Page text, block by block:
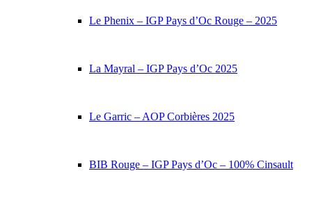
Le Phenix – IGP Pays d’Oc Rouge – 2025
La Mayral – IGP Pays d’Oc 2025
Le Garric – AOP Corbières 2025
BIB Rouge – IGP Pays d’Oc – 100% Cinsault